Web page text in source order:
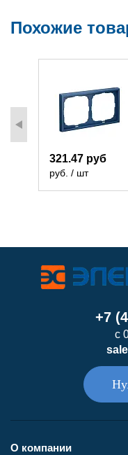
Похожие
321.47 руб
руб. / шт
+7
с
О компании